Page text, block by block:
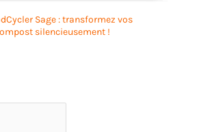
Sage : transformez vos
silencieusement !